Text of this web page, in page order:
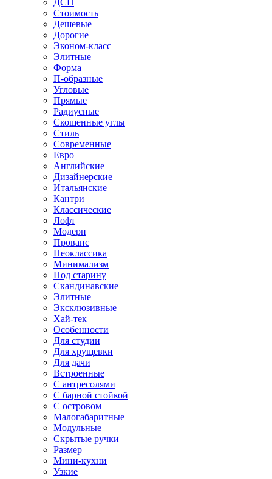
ДСП
Стоимость
Дешевые
Дорогие
Эконом-класс
Элитные
Форма
П-образные
Угловые
Прямые
Радиусные
Скошенные углы
Стиль
Современные
Евро
Английские
Дизайнерские
Итальянские
Кантри
Классические
Лофт
Модерн
Прованс
Неоклассика
Минимализм
Под старину
Скандинавские
Элитные
Эксклюзивные
Хай-тек
Особенности
Для студии
Для хрущевки
Для дачи
Встроенные
С антресолями
С барной стойкой
С островом
Малогабаритные
Модульные
Скрытые ручки
Размер
Мини-кухни
Узкие